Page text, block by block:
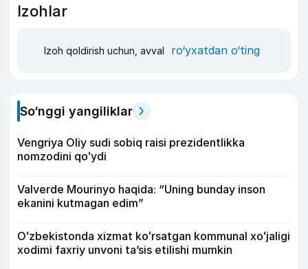
Izohlar
Izoh qoldirish uchun, avval ro‘yxatdan o‘ting
So‘nggi yangiliklar
Vengriya Oliy sudi sobiq raisi prezidentlikka
nomzodini qoʻydi
Valverde Mourinyo haqida: “Uning bunday inson
ekanini kutmagan edim”
Oʻzbekistonda xizmat koʻrsatgan kommunal xoʻjaligi
xodimi faxriy unvoni taʼsis etilishi mumkin